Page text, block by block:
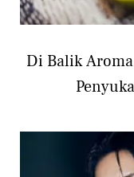
Di Balik